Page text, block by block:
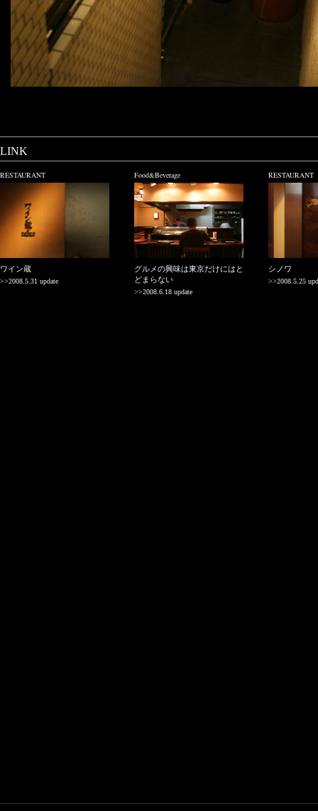
LINK
RESTAURANT
ワイン蔵
>>2008.5.31 update
Food&Beverage
グルメの興味は東京だけにはと
どまらない
>>2008.6.18 update
RESTAURANT
シノワ
>>2008.5.25